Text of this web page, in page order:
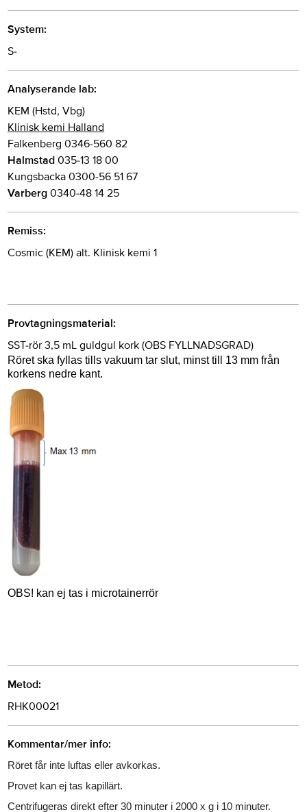
System:
S-
Analyserande lab:
KEM (Hstd, Vbg)
Klinisk kemi Halland
Falkenberg 0346-560 82
Halmstad 035-13 18 00
Kungsbacka 0300-56 51 67
Varberg 0340-48 14 25
Remiss:
Cosmic (KEM) alt. Klinisk kemi 1
Provtagningsmaterial:
SST-rör 3,5 mL guldgul kork (OBS FYLLNADSGRAD)
Röret ska fyllas tills vakuum tar slut, minst till 13 mm från
korkens nedre kant.
OBS! kan ej tas i microtainerrör
Metod:
RHK00021
Kommentar/mer info:
Röret får inte luftas eller avkorkas.
Provet kan ej tas kapillärt.
Centrifugeras direkt efter 30 minuter i 2000 x g i 10 minuter.